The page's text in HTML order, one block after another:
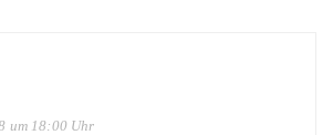
um 18:00 Uhr